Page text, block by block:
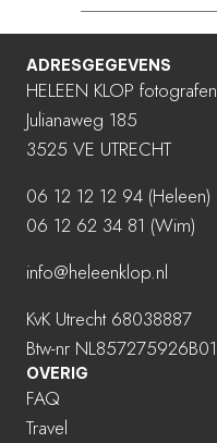
ADRESGEGEVENS
HELEEN KLOP fotografen
Julianaweg 185
3525 VE UTRECHT
06 12 12 12 94 (Heleen)
06 12 62 34 81 (Wim)
info@heleenklop.nl
KvK Utrecht 68038887
Btw-nr NL857275926B01
OVERIG
FAQ
Travel